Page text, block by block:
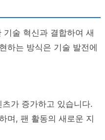
기술 혁신과 결합하여 새
하는 방식은 기술 발전에
가 증가하고 있습니다.
며, 팬 활동의 새로운 지